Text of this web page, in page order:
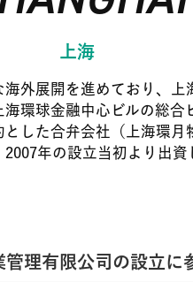
上海
海外展開を進めており、上
環球金融中心ビルの総合
とした合弁会社（上海環月
年の設立当初より出資
管理有限公司の設立に